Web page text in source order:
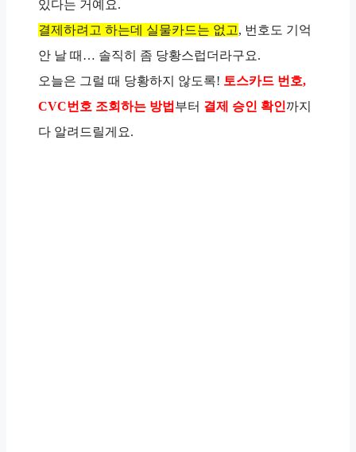
있다는 거예요.
결제하려고 하는데 실물카드는 없고, 번호도 기억
안 날 때… 솔직히 좀 당황스럽더라구요.
오늘은 그럴 때 당황하지 않도록! 토스카드 번호,
CVC번호 조회하는 방법 부터 결제 승인 확인까지
다 알려드릴게요.